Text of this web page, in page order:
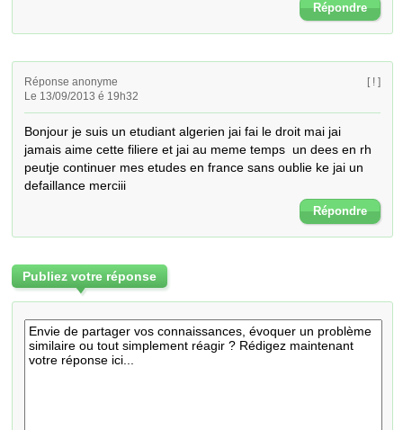
Répondre
Réponse anonyme
Le 13/09/2013 é 19h32
[ ! ]
Bonjour je suis un etudiant algerien jai fai le droit mai jai
jamais aime cette filiere et jai au meme temps  un dees en rh
peutje continuer mes etudes en france sans oublie ke jai un
defaillance merciii
Répondre
Publiez votre réponse